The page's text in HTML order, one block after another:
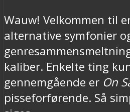
Wauw! Velkommen til
alternative symfonier
kaliber. Enkelte ting
gennemgående er On
pisseforførende. Så